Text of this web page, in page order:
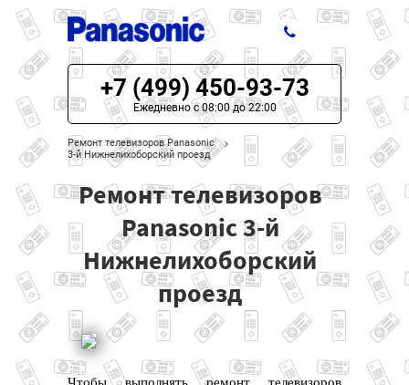
ЦЕНЫ НА РЕМОНТ
О СЕРВИСЕ
МОДЕЛИ PANASONIC
НАШИ КОНТАКТЫ
+7 (499) 450-93-73
Ежедневно с 08:00 до 22:00
Ремонт телевизоров Panasonic
3-й Нижнелихоборский проезд
Ремонт телевизоров
Panasonic 3-й
Нижнелихоборский
проезд